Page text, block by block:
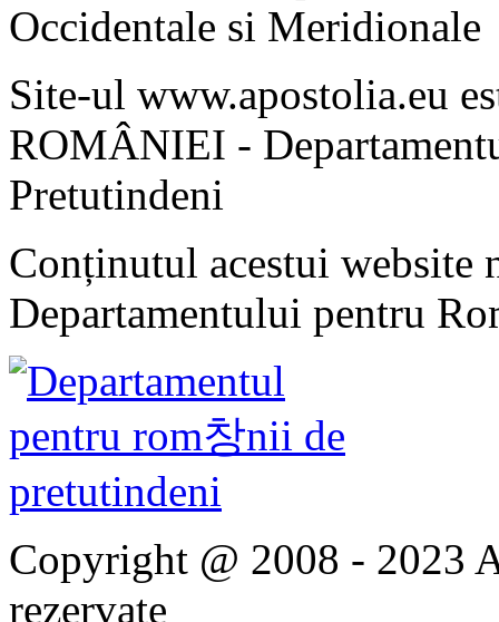
Occidentale si Meridionale
Site-ul www.apostolia.eu
ROMÂNIEI -
Pretutindeni
Conținutul acestui website
Departamentului pentru
Copyright @ 2008 - 2023
rezervate